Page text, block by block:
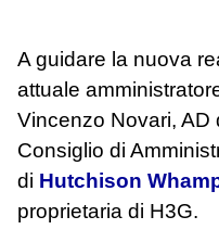
A guidare la nuova
attuale
Vincenzo Novari, AD
Consiglio di
di Hutchison
proprietaria di H3G.